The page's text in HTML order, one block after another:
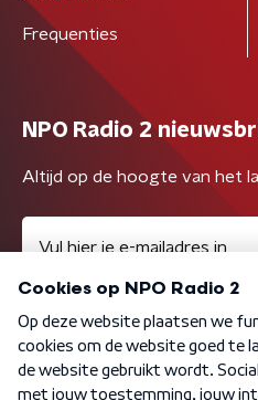
Frequenties
NPO Radio 2
Altijd op de hoogte van het
Algemene voorwaarden